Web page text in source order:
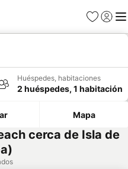
Favoritos
Iniciar
Huéspedes, habitaciones
2 huéspedes, 1 habitación
Mapa
cerca de Isla de